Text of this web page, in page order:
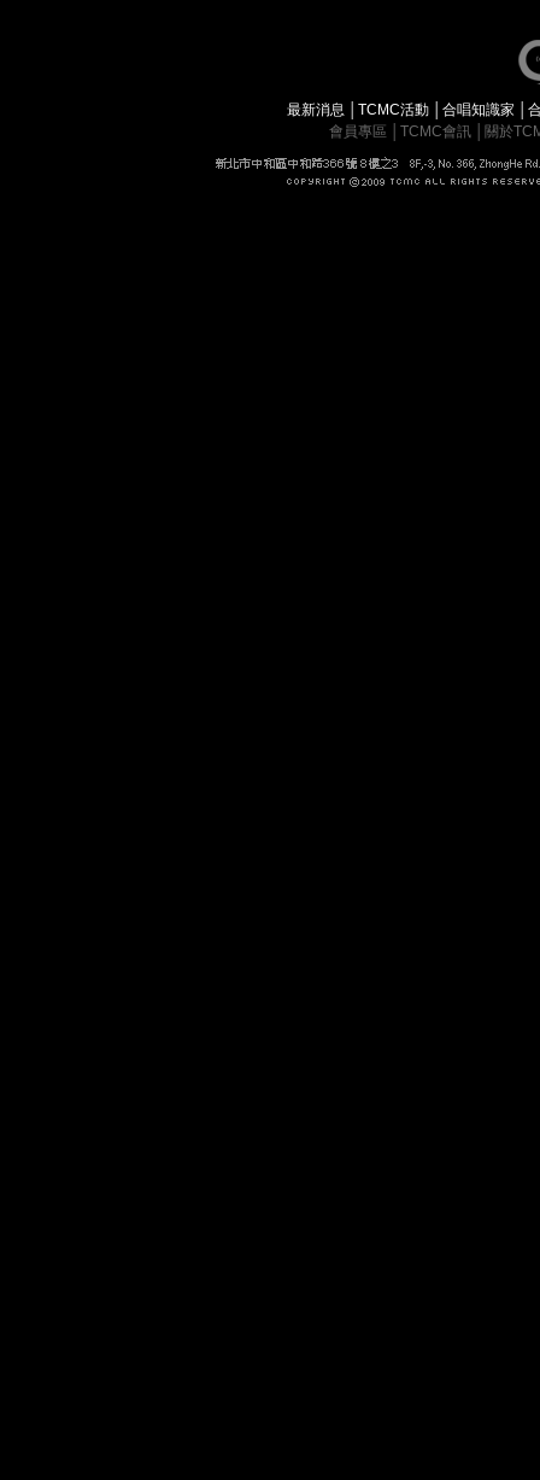
最新消息 │TCMC活動 │合唱知識家 │
會員專區
TCMC會訊 關於